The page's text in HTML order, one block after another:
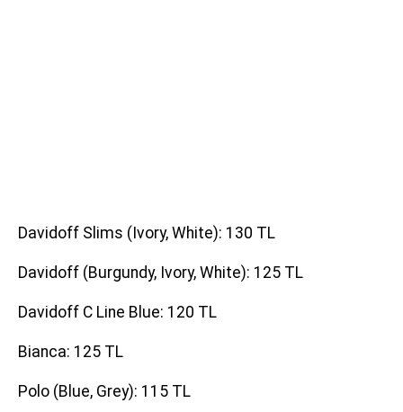
Davidoff Slims (Ivory, White): 130 TL
Davidoff (Burgundy, Ivory, White): 125 TL
Davidoff C Line Blue: 120 TL
Bianca: 125 TL
Polo (Blue, Grey): 115 TL